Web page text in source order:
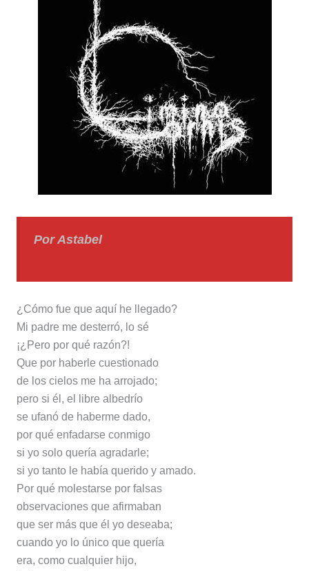
Por Astabel
¿Cómo fue que aquí he llegado?
Mi padre me desterró, lo sé
¡¿Pero por qué razón?!
Que por haberle cuestionado
de los cielos me ha arrojado;
pero si él, el libre albedrío
se ufanó de haberme dado,
por qué enfadarse conmigo
si yo solo quería agradarle;
si yo tanto le había querido y amado.
Por qué molestarse por falsas
observaciones que afirmaban
que ser más que él yo deseaba;
cuando yo lo único que quería
era, como cualquier hijo,